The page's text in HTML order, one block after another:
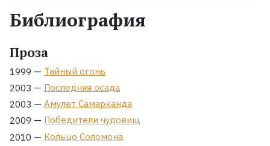
Библиография
Проза
1999 — Тайный огонь
2003 — Последняя осада
2003 — Амулет Самарканда
2009 — Победители чудовищ
2010 — Кольцо Соломона